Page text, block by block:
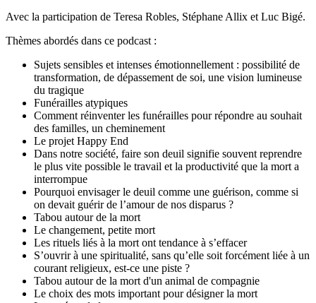
Avec la participation de Teresa Robles, Stéphane Allix et Luc Bigé.
Thèmes abordés dans ce podcast :
Sujets sensibles et intenses émotionnellement : possibilité de
transformation, de dépassement de soi, une vision lumineuse
du tragique
Funérailles atypiques
Comment réinventer les funérailles pour répondre au souhait
des familles, un cheminement
Le projet Happy End
Dans notre société, faire son deuil signifie souvent reprendre
le plus vite possible le travail et la productivité que la mort a
interrompue
Pourquoi envisager le deuil comme une guérison, comme si
on devait guérir de l’amour de nos disparus ?
Tabou autour de la mort
Le changement, petite mort
Les rituels liés à la mort ont tendance à s’effacer
S’ouvrir à une spiritualité, sans qu’elle soit forcément liée à un
courant religieux, est-ce une piste ?
Tabou autour de la mort d'un animal de compagnie
Le choix des mots important pour désigner la mort